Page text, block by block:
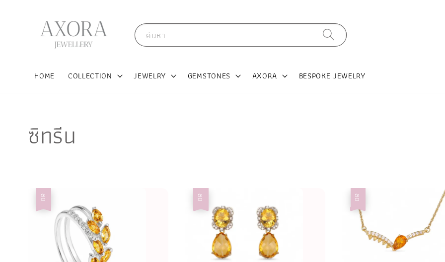
ค้นหา
HOME COLLECTION JEWELRY GEMSTONES AXORA BESPOKE JEWELRY
ซิทรีน
ลด ลด ลด